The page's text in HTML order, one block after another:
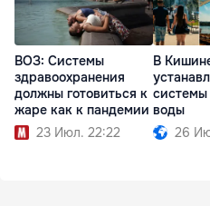
ВОЗ: Системы
здравоохранения
должны готовиться к
жаре как к пандемии
23 Июл. 22:22
В
системы
воды
26